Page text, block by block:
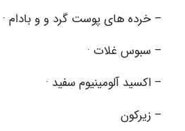
– خرده های پوست گرد و و بادام ·
– سبوس غلات ·
– اکسید آلومینیوم سفید ·
– زیرکون